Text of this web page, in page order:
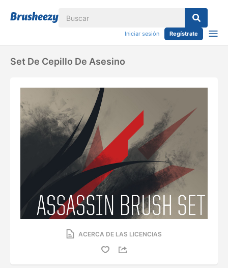
Iniciar sesión Regístrate
Set De Cepillo De Asesino
ACERCA DE LAS LICENCIAS